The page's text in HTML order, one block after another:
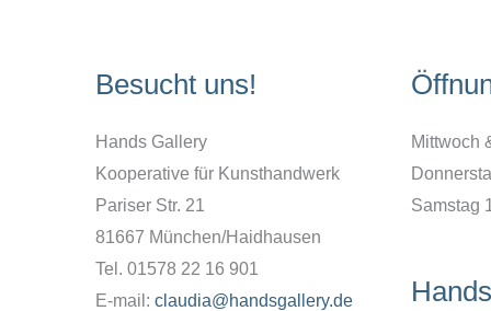
Besucht uns!
Hands Gallery
Kooperative für Kunsthandwerk
Pariser Str. 21
81667 München/Haidhausen
Tel. 01578 22 16 901
E-mail: claudia@handsgallery.de
Mittwoch
Samstag